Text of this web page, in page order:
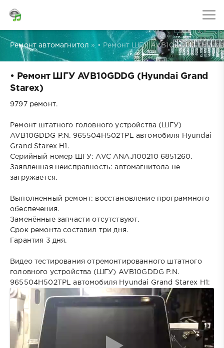
Ремонт автомагнитол » • Ремонт ШГУ AVB10GDDG
• Ремонт ШГУ AVB10GDDG (Hyundai Grand
Starex)
9797 ремонт.
Ремонт штатного головного устройства (ШГУ)
AVB10GDDG P.N. 965504H502TPL автомобиля Hyundai
Grand Starex H1.
Серийный номер ШГУ: AVC ANAJ100210 6851260.
Заявленная неисправность: автомагнитола не
загружается.
Выполненный ремонт: восстановление программного
обеспечения.
Заменённые запчасти отсутствуют.
Срок ремонта составил три дня.
Гарантия 3 дня.
Видео тестирования отремонтированного штатного
головного устройства (ШГУ) AVB10GDDG P.N.
965504H502TPL автомобиля Hyundai Grand Starex H1: